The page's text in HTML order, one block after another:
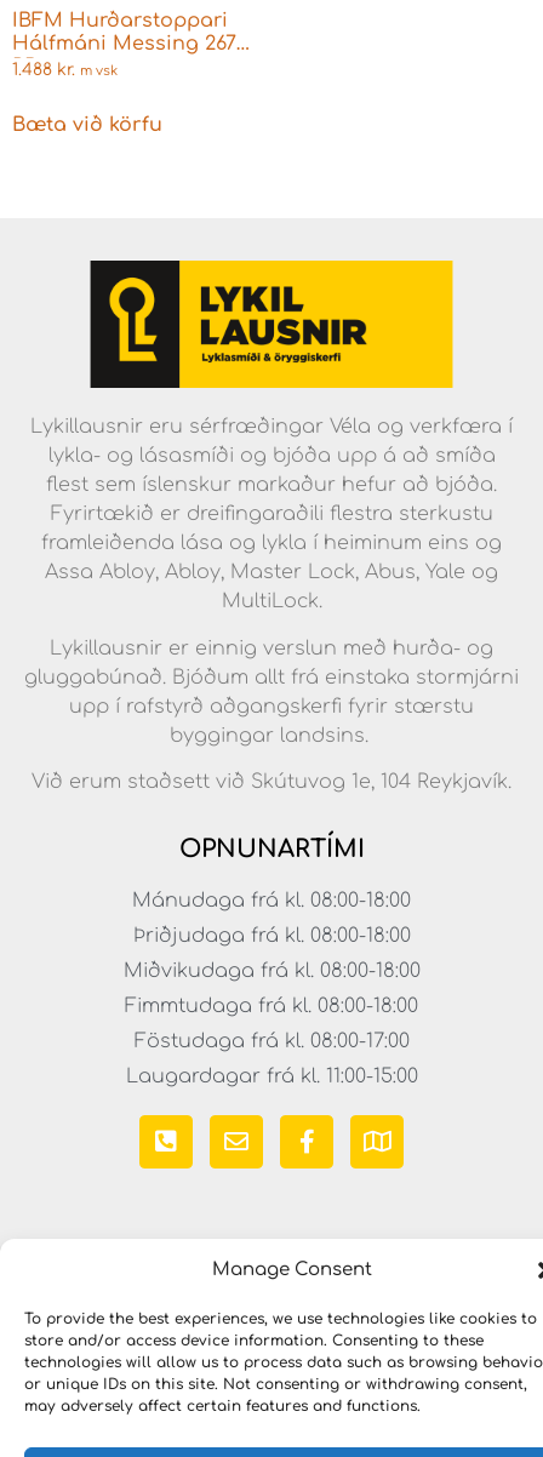
Manage Consent
To provide the best experiences, we use technologies like cookies to
store and/or access device information. Consenting to these
technologies will allow us to process data such as browsing
or unique IDs on this site. Not consenting or withdrawing consent,
may adversely affect certain features and functions.
IBFM Hurðarstoppari
Hálfmáni Messing 267
PB
1.488 kr. m vsk
Bæta við körfu
Lykillausnir eru sérfræðingar Véla og verkfæra í
lykla- og lásasmíði og bjóða upp á að smíða
flest sem íslenskur markaður hefur að bjóða.
Fyrirtækið er dreifingaraðili flestra sterkustu
framleiðenda lása og lykla í heiminum eins og
Assa Abloy, Abloy, Master Lock, Abus, Yale og
MultiLock.
Lykillausnir er einnig verslun með hurða- og
gluggabúnað. Bjóðum allt frá einstaka stormjárni
upp í rafstyrð aðgangskerfi fyrir stærstu
byggingar landsins.
Við erum staðsett við Skútuvog 1e, 104 Reykjavík.
OPNUNARTÍMI
Mánudaga frá kl. 08:00-18:00
Þriðjudaga frá kl. 08:00-18:00
Miðvikudaga frá kl. 08:00-18:00
Fimmtudaga frá kl. 08:00-18:00
Föstudaga frá kl. 08:00-17:00
Laugardagar frá kl. 11:00-15:00
Copyright © 2023 LYKILLAUSNIR. Öll réttindi áskilin